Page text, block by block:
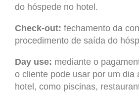
do hóspede no hotel.
Check-out: fechamento da
procedimento de saída do
Day use: mediante o
o cliente pode usar por um dia
hotel, como piscinas,